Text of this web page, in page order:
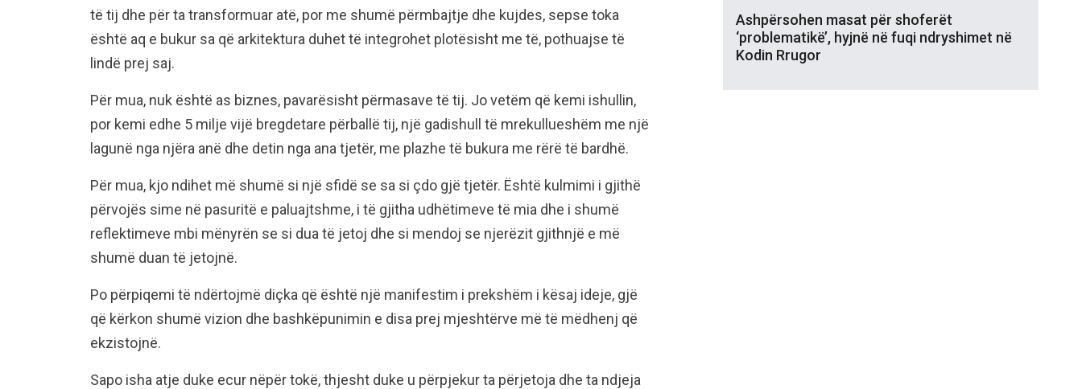
të tij dhe për ta transformuar atë, por me shumë përmbajtje dhe kujdes, sepse toka
është aq e bukur sa që arkitektura duhet të integrohet plotësisht me të, pothuajse të
lindë prej saj.
Për mua, nuk është as biznes, pavarësisht përmasave të tij. Jo vetëm që kemi ishullin,
por kemi edhe 5 milje vijë bregdetare përballë tij, një gadishull të mrekullueshëm me një
lagunë nga njëra anë dhe detin nga ana tjetër, me plazhe të bukura me rërë të bardhë.
Për mua, kjo ndihet më shumë si një sfidë se sa si çdo gjë tjetër. Është kulmimi i gjithë
përvojës sime në pasuritë e paluajtshme, i të gjitha udhëtimeve të mia dhe i shumë
reflektimeve mbi mënyrën se si dua të jetoj dhe si mendoj se njerëzit gjithnjë e më
shumë duan të jetojnë.
Po përpiqemi të ndërtojmë diçka që është një manifestim i prekshëm i kësaj ideje, gjë
që kërkon shumë vizion dhe bashkëpunimin e disa prej mjeshtërve më të mëdhenj që
ekzistojnë.
Sapo isha atje duke ecur nëpër tokë, thjesht duke u përpjekur ta përjetoja dhe ta ndjeja
Ashpërsohen masat për shoferët
‘problematikë’, hyjnë në fuqi ndryshimet në
Kodin Rrugor